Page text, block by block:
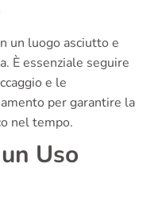
un luogo asciutto e
È essenziale seguire
e le
per garantire la
nel tempo.
Uso